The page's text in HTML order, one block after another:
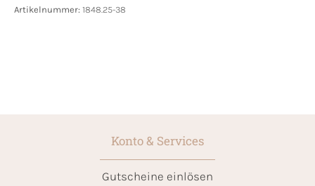
Artikelnummer: 1848.25-38
Konto & Services
Gutscheine einlösen